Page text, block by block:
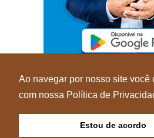
Ao navegar por nosso site você
com nossa Política de
Estou de acordo